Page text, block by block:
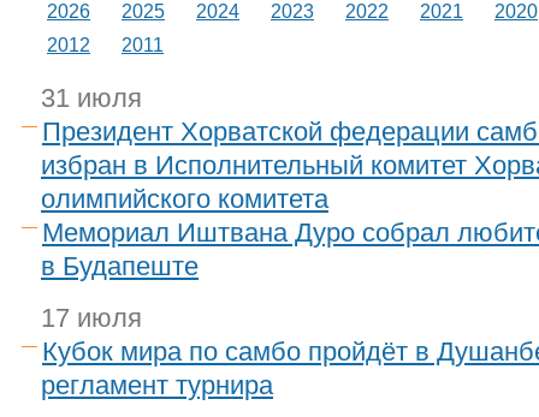
2026 2025 2024 2023 2022 2021
2020
2012
2011
31 июля
Президент Хорватской федерации
избран в Исполнительный комитет
олимпийского комитета
Мемориал Иштвана Дуро собрал
в Будапеште
17 июля
Кубок мира по самбо пройдёт в
регламент турнира